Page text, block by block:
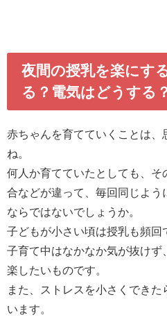
夜間の授乳を楽にす
る？電気はどうする？
赤ちゃんを育てていくことは、
ね。
何人か育てていたとしても、そ
合などが違って、毎回同じよう
ならではないでしょうか。
子どもが小さい頃は授乳も頻回
子育て中はなかなか気が抜けず
楽したいものです。
また、ストレスを小さくでき
います。